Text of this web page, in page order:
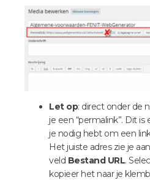
Let op: direct onder de
je een “permalink”. Dit is
je nodig hebt om een
Het juiste adres zie je
veld Bestand URL.
kopieer het naar je